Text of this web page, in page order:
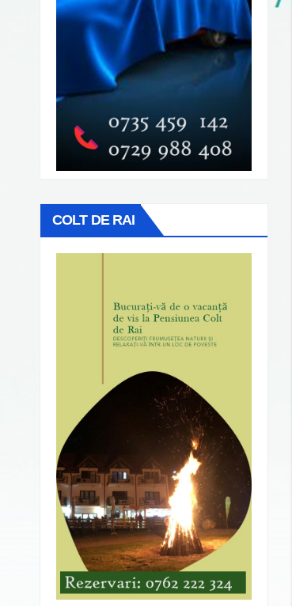
COLT DE RAI